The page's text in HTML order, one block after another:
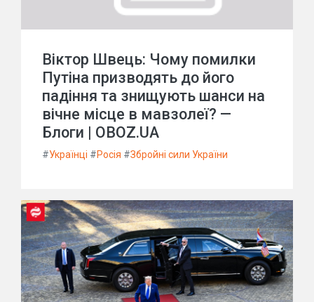
Віктор Швець: Чому помилки
Путіна призводять до його
падіння та знищують шанси на
вічне місце в мавзолеї? —
Блоги | OBOZ.UA
#Українці #Росія #Збройні сили України